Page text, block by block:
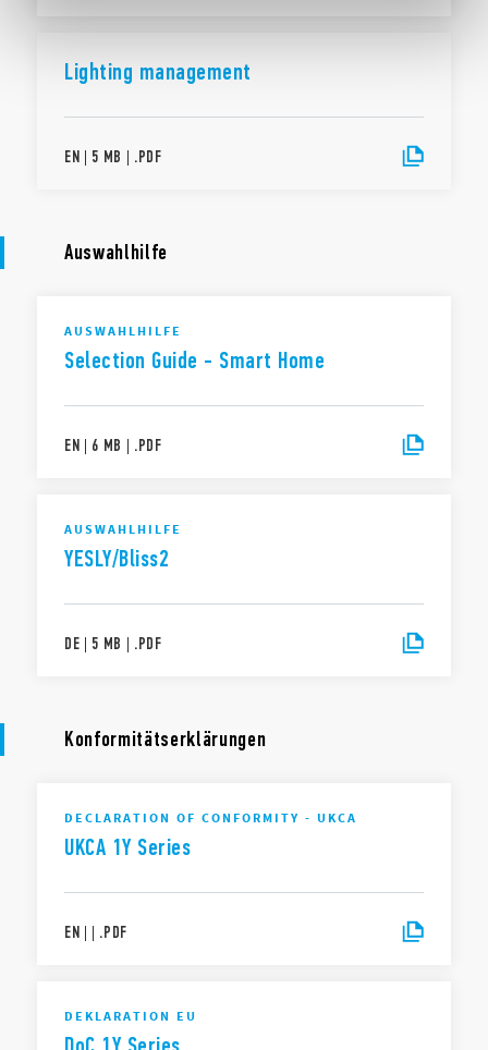
Lighting management
EN | 5 MB | .PDF
Auswahlhilfe
AUSWAHLHILFE
Selection Guide - Smart Home
EN | 6 MB | .PDF
AUSWAHLHILFE
YESLY/Bliss2
DE | 5 MB | .PDF
Konformitätserklärungen
DECLARATION OF CONFORMITY - UKCA
UKCA 1Y Series
EN | | .PDF
DEKLARATION EU